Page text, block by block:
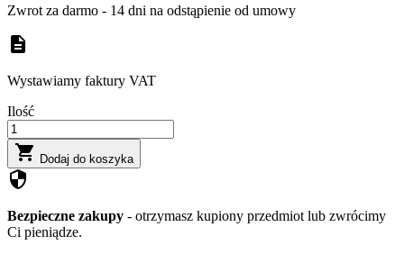
Zwrot za darmo - 14 dni na odstąpienie od umowy
description
Wystawiamy faktury VAT
Ilość
 Dodaj do koszyka
security
Bezpieczne zakupy - otrzymasz kupiony przedmiot lub zwrócimy
Ci pieniądze.